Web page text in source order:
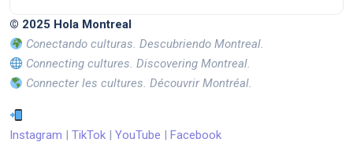
© 2025 Hola Montreal
Conectando culturas. Descubriendo Montreal.
Connecting cultures. Discovering Montreal.
Connecter les cultures. Découvrir Montréal.
Instagram | TikTok | YouTube | Facebook